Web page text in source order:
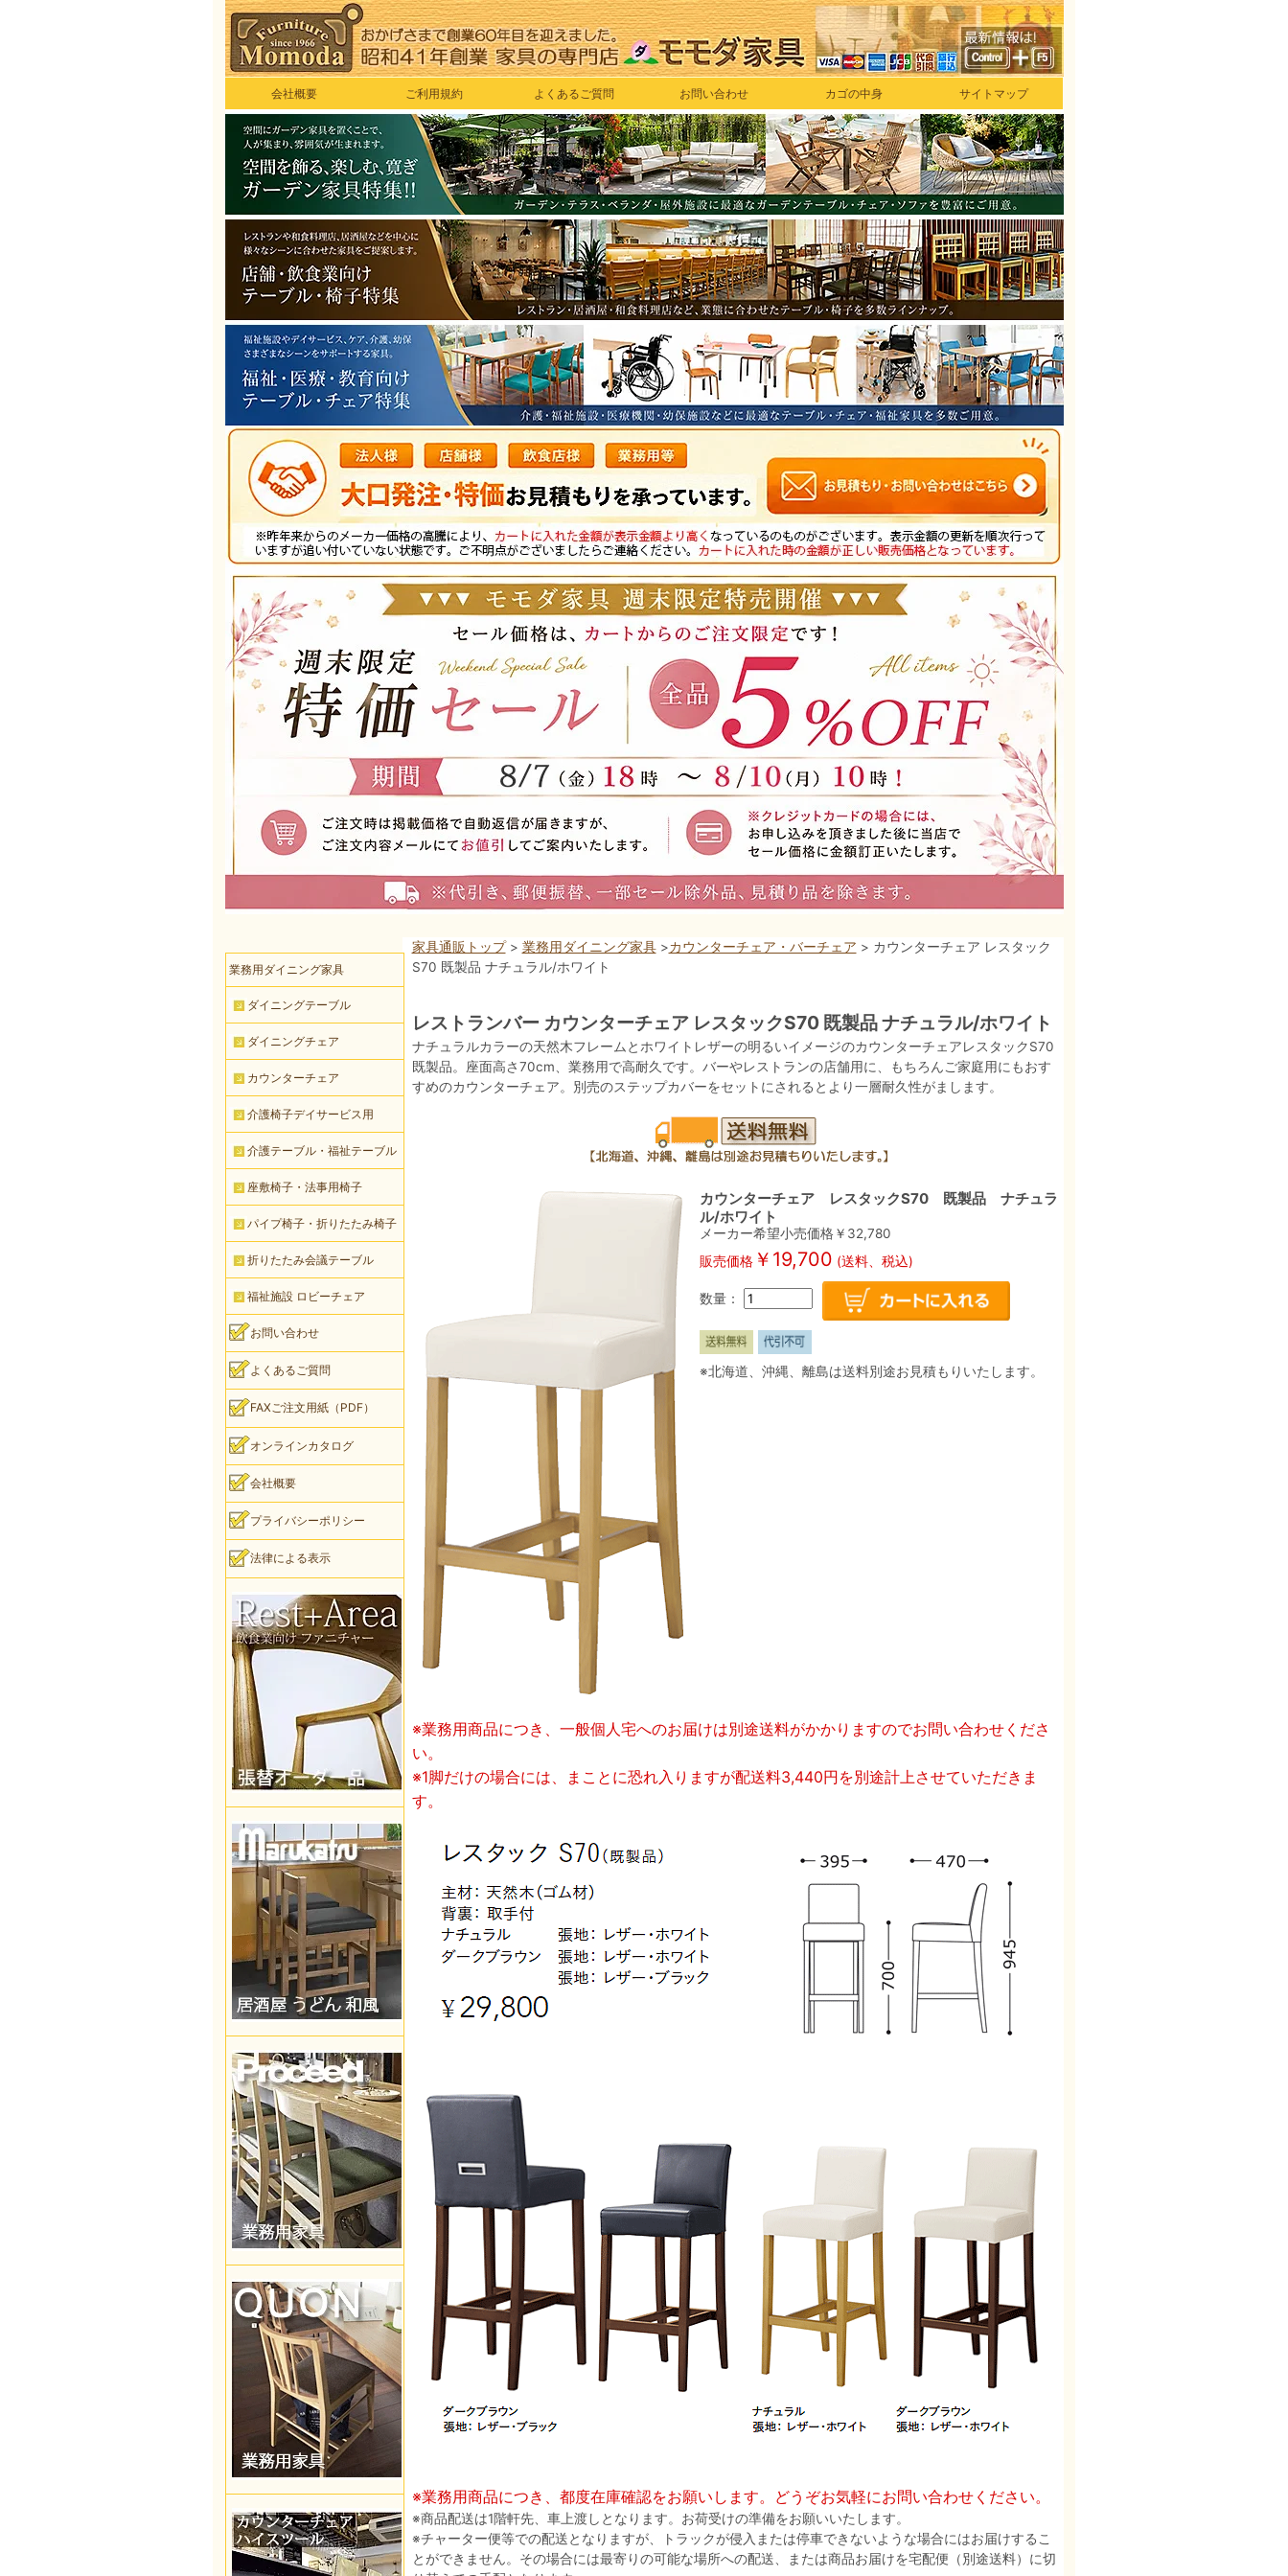
会社概要 ご利用規約 よくあるご質問 お問い合わせ カゴの中身 サイトマップ
家具通販トップ> 業務用ダイニング家具>カウンターチェア・バーチェア > カウンターチェア レスタック
S70 既製品 ナチュラル/ホワイト
レストランバー カウンターチェア レスタックS70 既製品 ナチュラル/ホワイト
ナチュラルカラーの天然木フレームとホワイトレザーの明るいイメージのカウンターチェアレスタックS70
既製品。座面高さ70cm、業務用で高耐久です。バーやレストランの店舗用に、もちろんご家庭用にもおす
すめのカウンターチェア。別売のステップカバーをセットにされるとより一層耐久性がまします。
カウンターチェア レスタックS70 既製品 ナチュラ
ル/ホワイト
メーカー希望小売価格￥ 32,780
販売価格￥ 19,700 (送料、税込)
数量：
※北海道、沖縄、離島は送料別途お見積もりいたします。
※業務用商品につき、一般個人宅へのお届けは別途送料がかかりますのでお問い合わせくださ
い。
※1脚だけの場合には、まことに恐れ入りますが配送料3,440円を別途計上させていただきま
す。
※業務用商品につき、都度在庫確認をお願いします。どうぞお気軽にお問い合わせください。
※商品配送は1階軒先、車上渡しとなります。お荷受けの準備をお願いいたします。
※チャーター便等での配送となりますが、トラックが侵入または停車できないような場合にはお届けするこ
とができません。その場合には最寄りの可能な場所への配送、または商品お届けを宅配便（別途送料）に切
業務用ダイニング家具
ダイニングテーブル
ダイニングチェア
カウンターチェア
介護椅子デイサービス用
介護テーブル・福祉テーブル
座敷椅子・法事用椅子
パイプ椅子・折りたたみ椅子
折りたたみ会議テーブル
福祉施設 ロビーチェア
お問い合わせ
よくあるご質問
FAXご注文用紙（PDF）
オンラインカタログ
会社概要
プライバシーポリシー
法律による表示